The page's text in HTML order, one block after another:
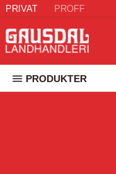
PRIVAT PROFF
PRODUKTER